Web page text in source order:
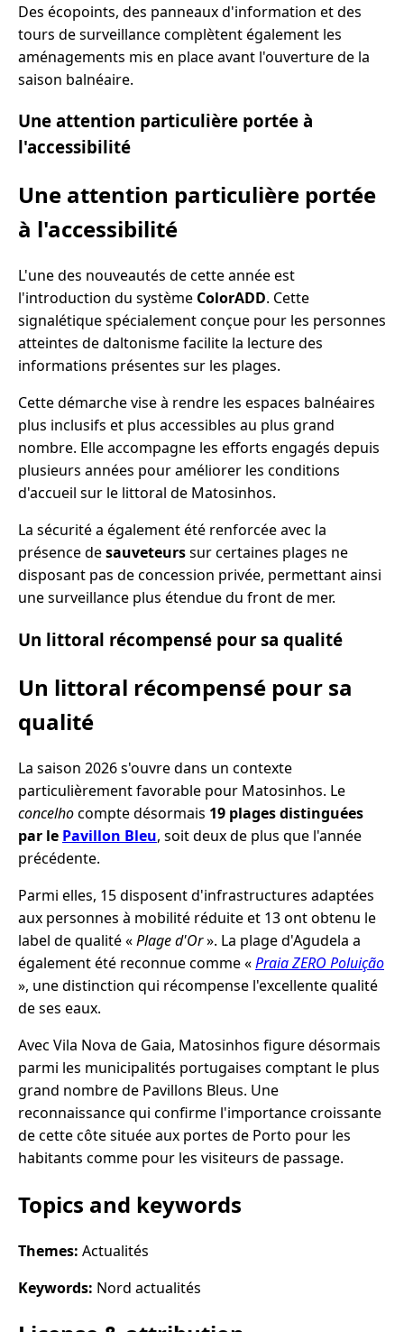
Des écopoints, des panneaux d'information et des
tours de surveillance complètent également les
aménagements mis en place avant l'ouverture de la
saison balnéaire.
Une attention particulière portée à
l'accessibilité
Une attention particulière portée
à l'accessibilité
L'une des nouveautés de cette année est
l'introduction du système ColorADD. Cette
signalétique spécialement conçue pour les personnes
atteintes de daltonisme facilite la lecture des
informations présentes sur les plages.
Cette démarche vise à rendre les espaces balnéaires
plus inclusifs et plus accessibles au plus grand
nombre. Elle accompagne les efforts engagés depuis
plusieurs années pour améliorer les conditions
d'accueil sur le littoral de Matosinhos.
La sécurité a également été renforcée avec la
présence desauveteurssur certaines plages ne
disposant pas de concession privée, permettant ainsi
une surveillance plus étendue du front de mer.
Un littoral récompensé pour sa qualité
Un littoral récompensé pour sa
qualité
La saison 2026 s'ouvre dans un contexte
particulièrement favorable pour Matosinhos. Le
concelhocompte désormais 19 plages distinguées
par le Pavillon Bleu, soit deux de plus que l'année
précédente.
Parmi elles, 15 disposent d'infrastructures adaptées
aux personnes à mobilité réduite et 13 ont obtenu le
label de qualité «Plage d'Or». La plage d'Agudela a
également été reconnue comme «Praia ZERO Poluição
», une distinction qui récompense l'excellente qualité
de ses eaux.
Avec Vila Nova de Gaia, Matosinhos figure désormais
parmi les municipalités portugaises comptant le plus
grand nombre de Pavillons Bleus. Une
reconnaissance qui confirme l'importance croissante
de cette côte située aux portes de Porto pour les
habitants comme pour les visiteurs de passage.
Topics and keywords
Themes: Actualités
Keywords: Nord actualités